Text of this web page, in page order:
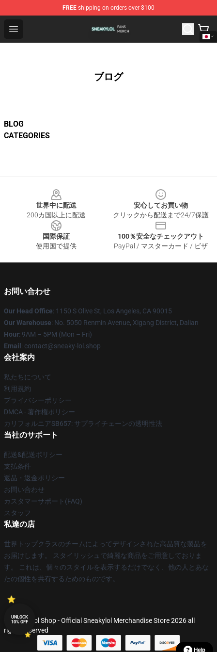
FREE shipping on orders over $100
Open menu
Sneakylol Shop - Official Sneakylol Merchandise Store
ブログ
BLOG
CATEGORIES
世界中に配送
200カ国以上に配送
安心してお買い物
クリックから配送まで24/7保護
国際保証
使用国で提供
100％安全なチェックアウト
PayPal / マスターカード / ビザ
お問い合わせ
Our Head Office: 1150 S Olive St, Los Angeles, CA 90015
Our Warehouse: No. 5050 Renmin Avenue, Xigang District, Dalian
Hour: 9AM – 5PM (Mon – Fri)
Email : contact@sneaky-lol.shop
会社案内
私たちについて
利用規約
プライバシーポリシー
DMCA - 著作権ポリシー
カリフォルニアSB657: サプライチェーンの透明性法
当社のサポート
配送&配送ポリシー
支払条件
返品・返金ポリシー
お問い合わせ
カスタマーサポート(FAQ)
スタッフ
私達の店
世界トップクラスのチームによってデザインされた高品質な製品を
お届けします。 スタイリッシュで綺麗な商品をご用意しておりま
す。 これは、個々のスタイルを表示するだけでなく、他の人とあな
たの個性を共有するためのものです。
© Sneakylol Shop - Official Sneakylol Merchandise Store 2026 all
rights reserved
UNLOCK
10% OFF
Help